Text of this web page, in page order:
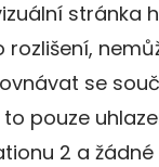
stránka
rozlišení,
se
pouze
2 a